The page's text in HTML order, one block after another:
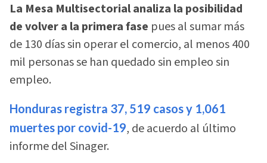
La Mesa Multisectorial analiza la posibilidad
de volver a la primera fase pues al sumar más
de 130 días sin operar el comercio, al menos 400
mil personas se han quedado sin empleo sin
empleo.
Honduras registra 37, 519 casos y 1,061
muertes por covid-19, de acuerdo al último
informe del Sinager.